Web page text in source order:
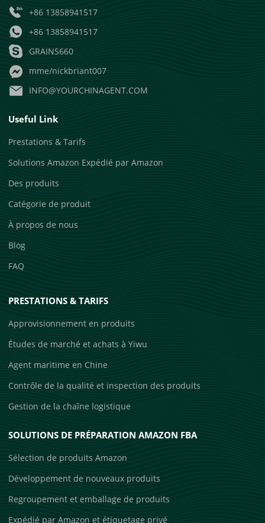
+86 13858941517
+86 13858941517
GRAINS660
mme/nickbriant007
INFO@YOURCHINAGENT.COM
Useful Link
Prestations & Tarifs
Solutions Amazon Expédié par Amazon
Des produits
Catégorie de produit
À propos de nous
Blog
FAQ
PRESTATIONS & TARIFS
Approvisionnement en produits
Études de marché et achats à Yiwu
Agent maritime en Chine
Contrôle de la qualité et inspection des produits
Gestion de la chaîne logistique
SOLUTIONS DE PRÉPARATION AMAZON FBA
Sélection de produits Amazon
Développement de nouveaux produits
Regroupement et emballage de produits
Expédié par Amazon et étiquetage privé